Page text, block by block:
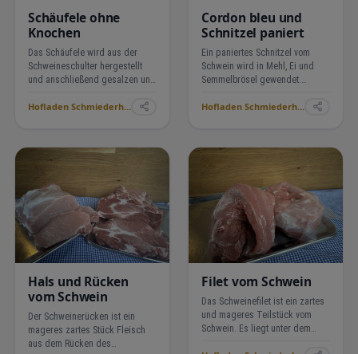
Schäufele ohne
Knochen
Das Schäufele wird aus der
Schweineschulter hergestellt
und anschließend gesalzen und
es einen würzigen, rauchigen
serviert.
Hofladen Schmiederhof Langenhard ›
Cordon bleu und
Schnitzel paniert
Ein paniertes Schnitzel vom
Schwein wird in Mehl, Ei und
Semmelbrösel gewendet.
knusprig und innen saftig und
ebenfalls paniert mit Me…
Hofladen Schmiederhof Langenhard ›
Hals und Rücken
vom Schwein
Der Schweinerücken ist ein
mageres zartes Stück Fleisch
aus dem Rücken des
Filet vom Schwein
Das Schweinefilet ist ein zartes
und mageres Teilstück vom
Schwein. Es liegt unter dem